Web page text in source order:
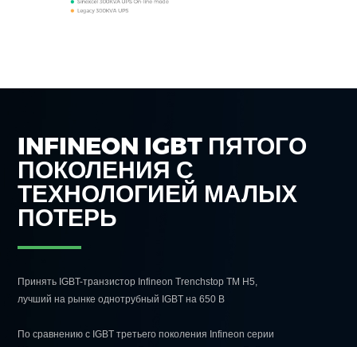
INFINEON IGBT ПЯТОГО
ПОКОЛЕНИЯ С
ТЕХНОЛОГИЕЙ МАЛЫХ
ПОТЕРЬ
Принять IGBT-транзистор Infineon Trenchstop TM H5,
лучший на рынке однотрубный IGBT на 650 В
По сравнению с IGBT третьего поколения Infineon серии